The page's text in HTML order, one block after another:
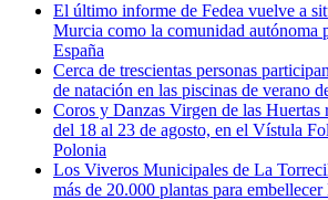
El último informe de Fedea vuelve a
Murcia como la comunidad autónoma
España
Cerca de trescientas personas
de natación en las piscinas de verano
Coros y Danzas Virgen de las Huertas
del 18 al 23 de agosto, en el Vístula
Polonia
Los Viveros Municipales de La
más de 20.000 plantas para